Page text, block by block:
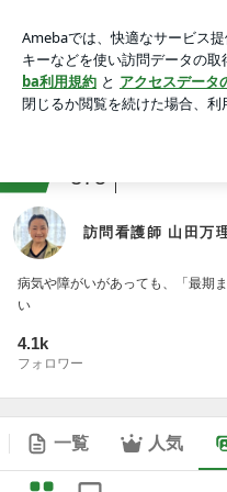
アプリをダウンロードして
ょう。
375
訪問看護師 山田万
病気や障がいがあっても、「最期
い
4.1k
フォロワー
一覧 人気